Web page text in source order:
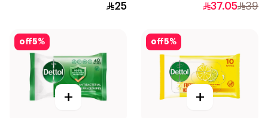
39
37.05
25
5%
off
+
5%
off
+